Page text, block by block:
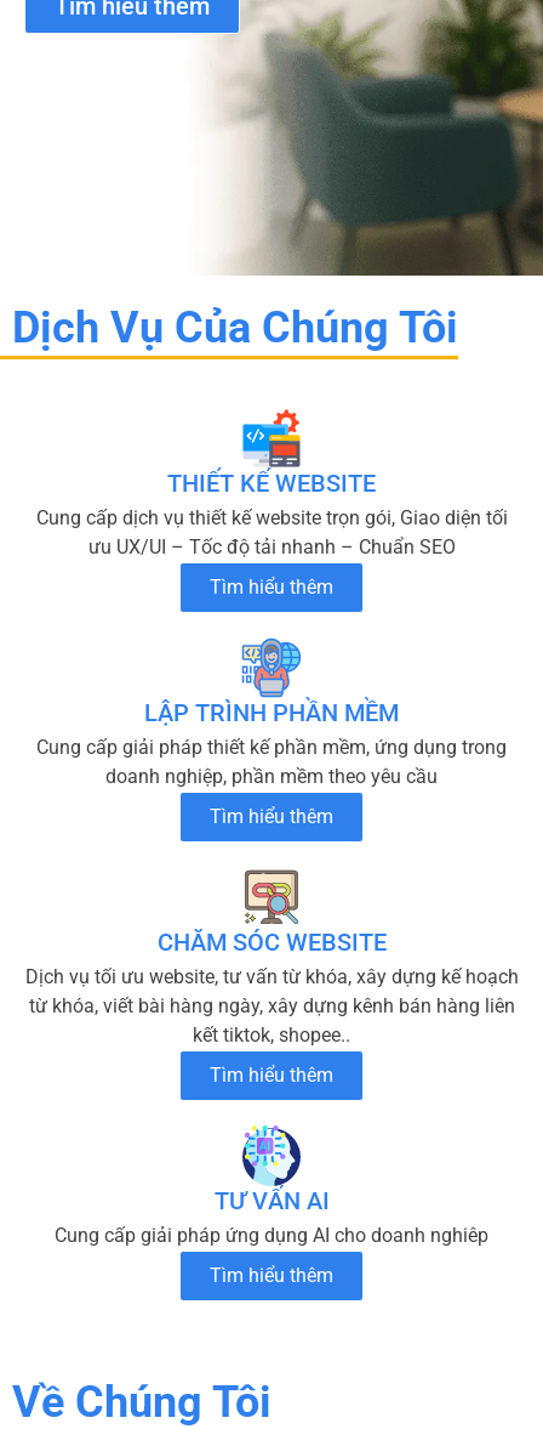
Tìm hiểu thêm
Dịch Vụ Của Chúng Tôi
THIẾT KẾ WEBSITE
Cung cấp dịch vụ thiết kế website trọn gói, Giao diện tối
ưu UX/UI – Tốc độ tải nhanh – Chuẩn SEO
Tìm hiểu thêm
LẬP TRÌNH PHẦN MỀM
Cung cấp giải pháp thiết kế phần mềm, ứng dụng trong
doanh nghiệp, phần mềm theo yêu cầu
Tìm hiểu thêm
CHĂM SÓC WEBSITE
Dịch vụ tối ưu website, tư vấn từ khóa, xây dựng kế hoạch
từ khóa, viết bài hàng ngày, xây dựng kênh bán hàng liên
kết tiktok, shopee..
Tìm hiểu thêm
TƯ VẤN AI
Cung cấp giải pháp ứng dụng AI cho doanh nghiêp
Tìm hiểu thêm
Về Chúng Tôi